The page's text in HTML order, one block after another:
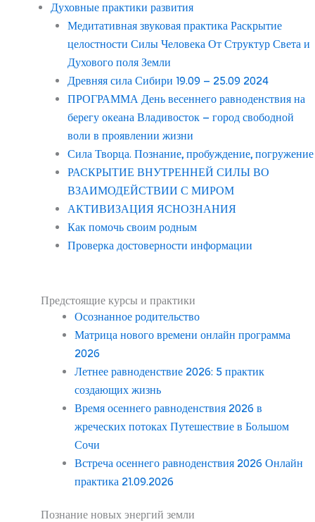
Духовные практики развития
Медитативная звуковая практика Раскрытие
целостности Силы Человека От Структур Света и
Духового поля Земли
Древняя сила Сибири 19.09 – 25.09 2024
ПРОГРАММА День весеннего равноденствия на
берегу океана Владивосток – город свободной
воли в проявлении жизни
Сила Творца. Познание, пробуждение, погружение
РАСКРЫТИЕ ВНУТРЕННЕЙ СИЛЫ ВО
ВЗАИМОДЕЙСТВИИ С МИРОМ
АКТИВИЗАЦИЯ ЯСНОЗНАНИЯ
Как помочь своим родным
Проверка достоверности информации
Предстоящие курсы и практики
Осознанное родительство
Матрица нового времени онлайн программа
2026
Летнее равноденствие 2026: 5 практик
создающих жизнь
Время осеннего равноденствия 2026 в
жреческих потоках Путешествие в Большом
Сочи
Встреча осеннего равноденствия 2026 Онлайн
практика 21.09.2026
Познание новых энергий земли